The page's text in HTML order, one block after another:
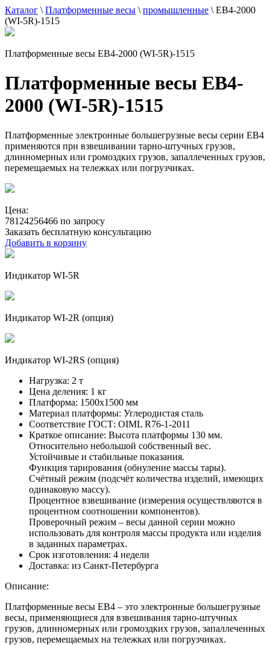
Каталог \ Платформенные весы \ промышленные \ ЕВ4-2000
(WI-5R)-1515
Платформенные весы ЕВ4-2000 (WI-5R)-1515
Платформенные весы ЕВ4-
2000 (WI-5R)-1515
Платформенные электронные большегрузные весы серии ЕВ4
применяются при взвешивании тарно-штучных грузов,
длинномерных или громоздких грузов, запаллеченных грузов,
перемещаемых на тележках или погрузчиках.
Цена:
78124256466 по запросу
Заказать бесплатную консультацию
Добавить в корзину
Индикатор WI-5R
Индикатор WI-2R (опция)
Индикатор WI-2RS (опция)
Нагрузка: 2 т
Цена деления: 1 кг
Платформа: 1500х1500 мм
Материал платформы: Углеродистая сталь
Соответствие ГОСТ: OIML R76-1-2011
Краткое описание: Высота платформы 130 мм.
Относительно небольшой собственный вес.
Устойчивые и стабильные показания.
Функция тарирования (обнуление массы тары).
Счётный режим (подсчёт количества изделий, имеющих
одинаковую массу).
Процентное взвешивание (измерения осуществляются в
процентном соотношении компонентов).
Проверочный режим – весы данной серии можно
использовать для контроля массы продукта или изделия
в заданных параметрах.
Срок изготовления: 4 недели
Доставка: из Санкт-Петербурга
Описание:
Платформенные весы EB4 – это электронные большегрузные
весы, применяющиеся для взвешивания тарно-штучных
грузов, длинномерных или громоздких грузов, запаллеченных
грузов, перемещаемых на тележках или погрузчиках.